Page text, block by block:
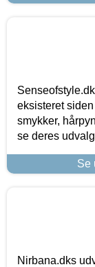
eksisteret
smykker,
se deres
Se
Nirbana.dks